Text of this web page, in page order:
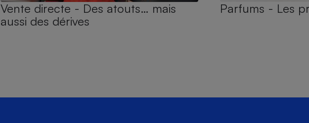
Vente directe - Des atouts… mais
aussi des dérives
Parfums - Les